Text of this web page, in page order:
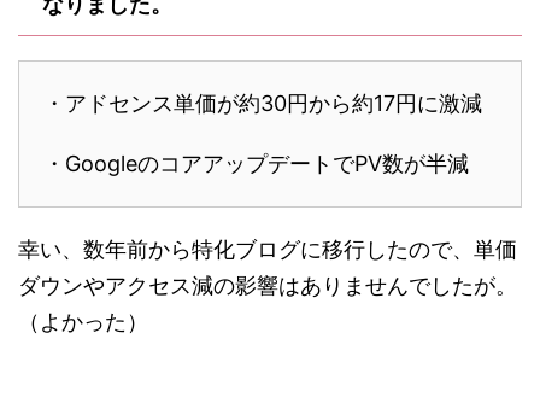
・アドセンス単価が約30円から約17円に激減
・GoogleのコアアップデートでPV数が半減
幸い、数年前から特化ブログに移行したので、単価
ダウンやアクセス減の影響はありませんでしたが。
（よかった）